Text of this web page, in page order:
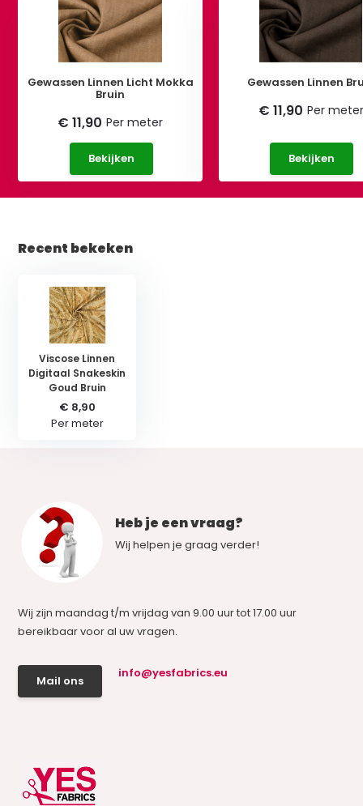
Gewassen Linnen Licht Mokka
Bruin
€ 11,90 Per meter
Bekijken
Gewassen Linnen
€ 11,90 Per meter
Bekijken
Recent bekeken
Viscose Linnen
Digitaal Snakeskin
Goud Bruin
€ 8,90
Per meter
Heb je een vraag?
Wij helpen je graag verder!
Wij zijn maandag t/m vrijdag van 9.00 uur tot 17.00 uur
bereikbaar voor al uw vragen.
Mail ons
info@yesfabrics.eu